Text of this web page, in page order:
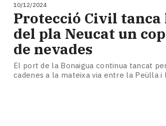
10/12/2024
Protecció Civil
del pla Neucat un
de nevades
El port de la Bonaigua continua tancat
cadenes a la mateixa via entre la Peülla i